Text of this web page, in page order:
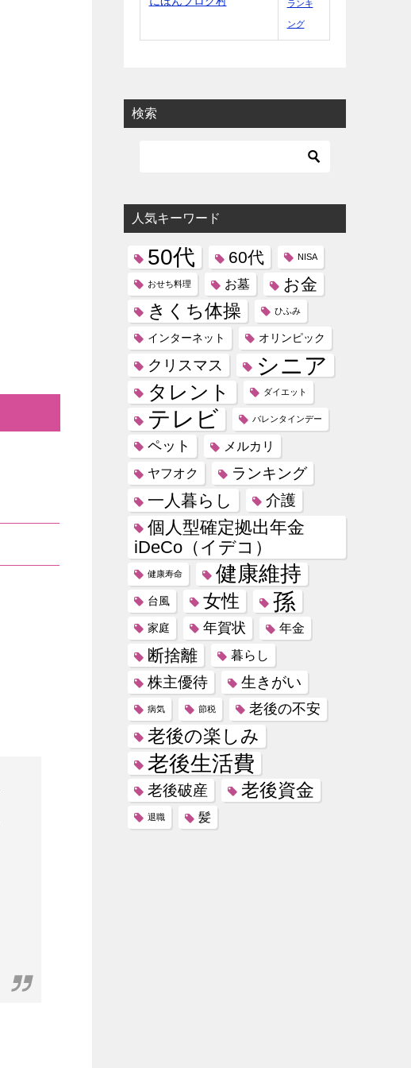
ランキ
ング
検索
人気キーワード
50代 60代 NISA
おせち料理 お墓 お金
きくち体操 ひふみ
インターネット オリンピック
クリスマス シニア
タレント ダイエット
テレビ バレンタインデー
ペット
メルカリ
ヤフオク
ランキング
一人暮らし 介護
個人型確定拠出年金
iDeCo（イデコ）
健康寿命 健康維持
台風 女性 孫
家庭 年賀状 年金
断捨離 暮らし
株主優待 生きがい
病気 節税 老後の不安
老後の楽しみ
老後生活費
老後破産 老後資金
退職 髪